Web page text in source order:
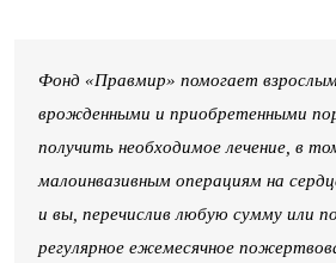
Фонд «Правмир» помогает
врожденными и приобретенными
получить необходимое лечение, в
малоинвазивным операциям на
и вы, перечислив любую сумму или
регулярное ежемесячное